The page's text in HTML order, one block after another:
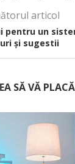
articol
pentru un
și sugestii
SĂ VĂ